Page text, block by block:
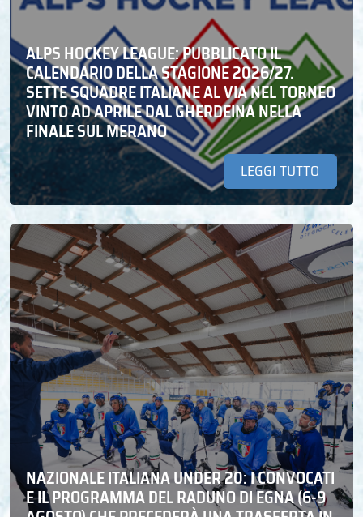
ALPS HOCKEY LEAGUE: PUBBLICATO IL
CALENDARIO DELLA STAGIONE 2026/27.
SETTE SQUADRE ITALIANE AL VIA NEL TORNEO
VINTO AD APRILE DAL GHERDEINA NELLA
FINALE SUL MERANO
LEGGI TUTTO
NAZIONALE ITALIANA UNDER 20: I CONVOCATI
E IL PROGRAMMA DEL RADUNO DI EGNA (6-9